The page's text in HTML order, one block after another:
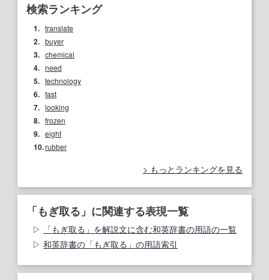
検索ランキング
1. translate
2. buyer
3. chemical
4. need
5. technology
6. fast
7. looking
8. frozen
9. eight
10.rubber
もっとランキングを見る
「もぎ取る」に関連する表現一覧
「もぎ取る」を解説文に含む和英辞書の用語の一覧
和英辞書の「もぎ取る」の用語索引